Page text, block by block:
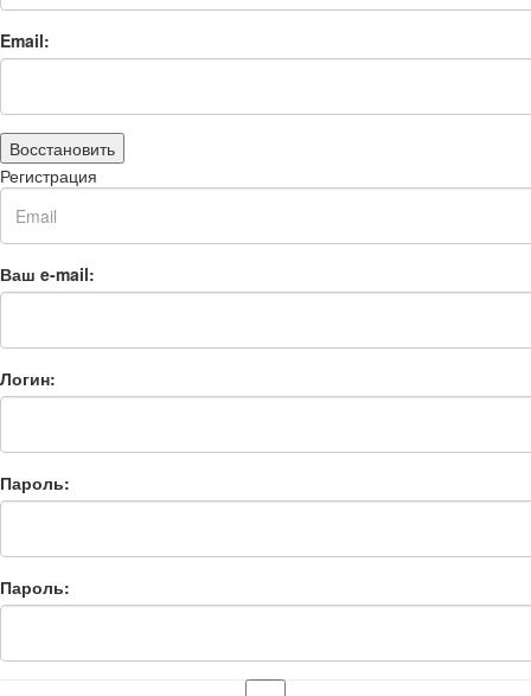
Email:
Восстановить
Регистрация
Ваш e-mail:
Логин:
Пароль:
Пароль: